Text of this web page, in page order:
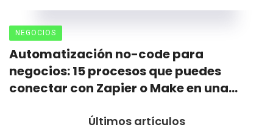
NEGOCIOS
Automatización no-code para
negocios: 15 procesos que puedes
conectar con Zapier o Make en una
Últimos artículos